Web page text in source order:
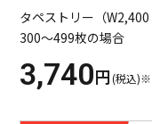
タペストリー（
300～499枚の場合
3,740円(税込